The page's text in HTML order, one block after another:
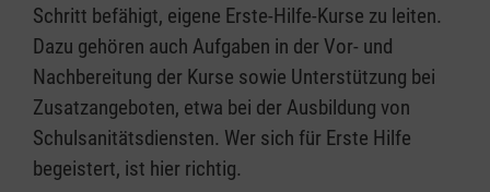
Schritt befähigt, eigene Erste-Hilfe-Kurse zu leiten.
Dazu gehören auch Aufgaben in der Vor- und
Nachbereitung der Kurse sowie Unterstützung bei
Zusatzangeboten, etwa bei der Ausbildung von
Schulsanitätsdiensten. Wer sich für Erste Hilfe
begeistert, ist hier richtig.